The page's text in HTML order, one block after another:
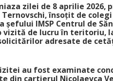
zilei de 8 aprilie 2026,
Ternovschi, însoțit de
șefului IMSP Centrul de
de lucru în teritoriu,
adresate de
au fost examinate
din cartierul Nicolaevca